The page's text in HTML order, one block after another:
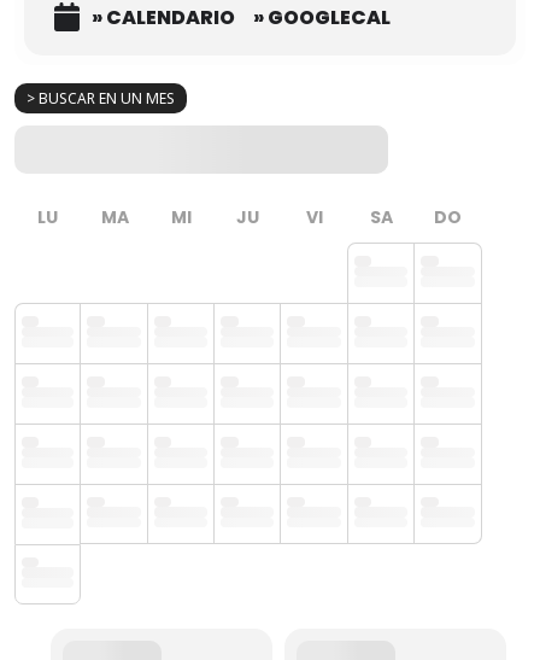
> BUSCAR EN UN MES
LU MA MI JU VI SA DO
» CALENDARIO » GOOGLECAL